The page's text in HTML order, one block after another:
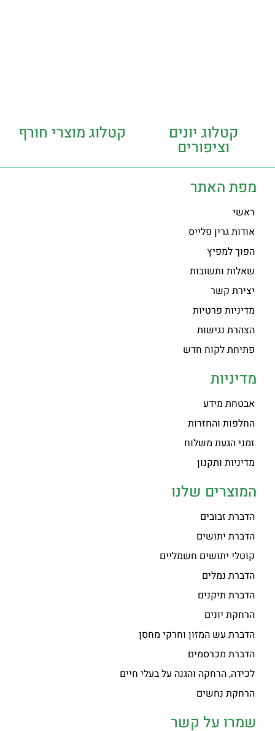
קטלוג יונים
וציפורים
קטלוג מוצרי חורף
מפת האתר
ראשי
אודות גרין פלייס
הפוך למפיץ
שאלות ותשובות
יצירת קשר
מדיניות פרטיות
הצהרת נגישות
פתיחת לקוח חדש
מדיניות
אבטחת מידע
החלפות והחזרות
זמני הגעת משלוח
מדיניות ותקנון
המוצרים שלנו
הדברת זבובים
הדברת יתושים
קוטלי יתושים חשמליים
הדברת נמלים
הדברת תיקנים
הרחקת יונים
הדברת עש המזון וחרקי מחסן
הדברת מכרסמים
לכידה, הרחקה והגנה על בעלי חיים
הרחקת נחשים
שמרו על קשר